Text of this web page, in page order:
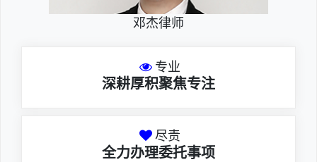
邓杰律师
专业
深耕厚积聚焦专注
尽责
全力办理委托事项